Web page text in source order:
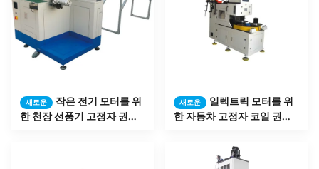
새로운
작은 전기 모터를 위
한 천장 선풍기 고정자 권선
새로운
일렉트릭 모터를 위
한 자동차 고정자 코일 권취